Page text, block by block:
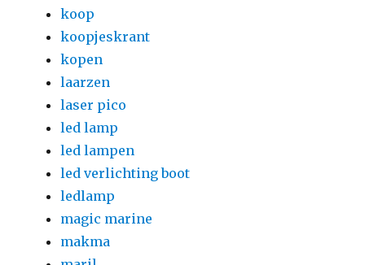
koop
koopjeskrant
kopen
laarzen
laser pico
led lamp
led lampen
led verlichting boot
ledlamp
magic marine
makma